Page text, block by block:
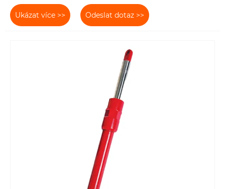
Ukázat více >> Odeslat dotaz >>